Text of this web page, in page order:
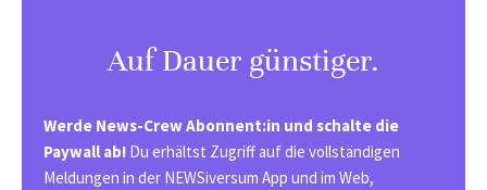
Auf Dauer günstiger.
Werde News-Crew Abonnent:in und schalte die
Paywall ab! Du erhältst Zugriff auf die vollständigen
Meldungen in der NEWSiversum App und im Web,